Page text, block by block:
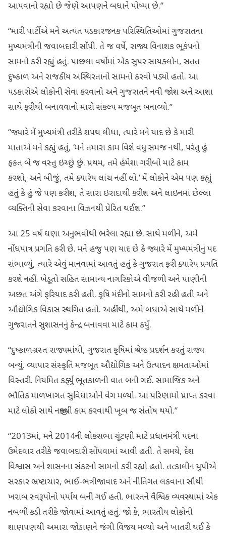
આપવાનો રહ્યો છે જેણે આપણને બધાને પોષ્યા છે.”
“મારી પાર્ટીએ મને અત્યંત પડકારજનક પરિસ્થિતિઓમાં ગુજરાતના
મુખ્યમંત્રીની જવાબદારી સોંપી. તે જ વર્ષે, રાજ્ય વિનાશક ભૂકંપનો
સામનો કરી રહ્યું હતું. પાછલા વર્ષોમાં એક સુપર સાયક્લોન, સતત
દુષ્કાળ અને રાજકીય અસ્થિરતાનો સામનો કરવો પડ્યો હતો. આ
પડકારોએ લોકોની સેવા કરવાનો અને ગુજરાતને નવી જોશ અને આશા
સાથે ફરીથી બનાવવાનો મારો સંકલ્પ મજબૂત બનાવ્યો.”
“જ્યારે મેં મુખ્યમંત્રી તરીકે શપથ લીધા, ત્યારે મને યાદ છે કે મારી
માતાએ મને કહ્યું હતું, ‘મને તમારા કામ વિશે વધુ સમજ નથી, પરંતુ હું
ફક્ત બે જ વસ્તુ ઇચ્છું છું. પ્રથમ, તમે હંમેશા ગરીબો માટે કામ
કરશો, અને બીજું, તમે ક્યારેય લાંચ નહીં લો.’ મેં લોકોને એમ પણ કહ્યું
હતું કે હું જે પણ કરીશ, તે સારા ઇરાદાથી કરીશ અને લાઇનમાં છેલ્લા
વ્યક્તિની સેવા કરવાના વિઝનથી પ્રેરિત થઈશ.”
આ 25 વર્ષ ઘણા અનુભવોથી ભરેલા રહ્યા છે. સાથે મળીને, અમે
નોંધપાત્ર પ્રગતિ કરી છે. મને હજુ પણ યાદ છે કે જ્યારે મેં મુખ્યમંત્રીનું પદ
સંભાળ્યું, ત્યારે એવું માનવામાં આવતું હતું કે ગુજરાત ફરી ક્યારેય પ્રગતિ
કરશે નહીં. ખેડૂતો સહિત સામાન્ય નાગરિકોએ વીજળી અને પાણીની
અછત અંગે ફરિયાદ કરી હતી. કૃષિ મંદીનો સામનો કરી રહી હતી અને
ઔદ્યોગિક વિકાસ સ્થગિત હતો. અહીંથી, અમે બધાએ સાથે મળીને
ગુજરાતને સુશાસનનું કેન્દ્ર બનાવવા માટે કામ કર્યું.
“દુષ્કાળગ્રસ્ત રાજ્યમાંથી, ગુજરાત કૃષિમાં શ્રેષ્ઠ પ્રદર્શન કરતું રાજ્ય
બન્યું. વ્યાપાર સંસ્કૃતિ મજબૂત ઔદ્યોગિક અને ઉત્પાદન ક્ષમતાઓમાં
વિસ્તરી. નિયમિત કર્ફ્યુ ભૂતકાળની વાત બની ગઈ. સામાજિક અને
ભૌતિક માળખાગત સુવિધાઓને વેગ મળ્યો. આ પરિણામો પ્રાપ્ત કરવા
માટે લોકો સાથે નજીકથી કામ કરવાથી ખૂબ જ સંતોષ થયો.”
“2013માં, મને 2014ની લોકસભા ચૂંટણી માટે પ્રધાનમંત્રી પદના
ઉમેદવાર તરીકે જવાબદારી સોંપવામાં આવી હતી. તે સમયે, દેશ
વિશ્વાસ અને શાસનના સંકટનો સામનો કરી રહ્યો હતો. તત્કાલીન યુપીએ
સરકાર ભ્રષ્ટાચાર, ભાઈ-ભત્રીજાવાદ અને નીતિગત લકવાના સૌથી
ખરાબ સ્વરૂપોનો પર્યાય બની ગઈ હતી. ભારતને વૈશ્વિક વ્યવસ્થામાં એક
નબળી કડી તરીકે જોવામાં આવતું હતું. જો કે, ભારતીય લોકોની
શાણપણથી અમારા જોડાણને જંગી વિજય મળ્યો અને ખાતરી થઈ કે